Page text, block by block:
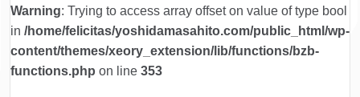
Warning: Trying to access array offset on value of type bool
in /home/felicitas/yoshidamasahito.com/public_html/wp-
content/themes/xeory_extension/lib/functions/bzb-
functions.php on line 353